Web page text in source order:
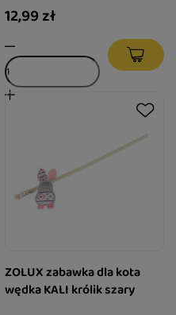
12,99 zł
ZOLUX zabawka dla kota
wędka KALI królik szary